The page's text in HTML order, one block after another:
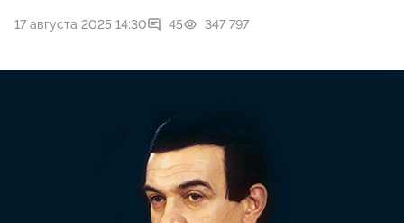
17 августа 2025 14:30 45 347 797